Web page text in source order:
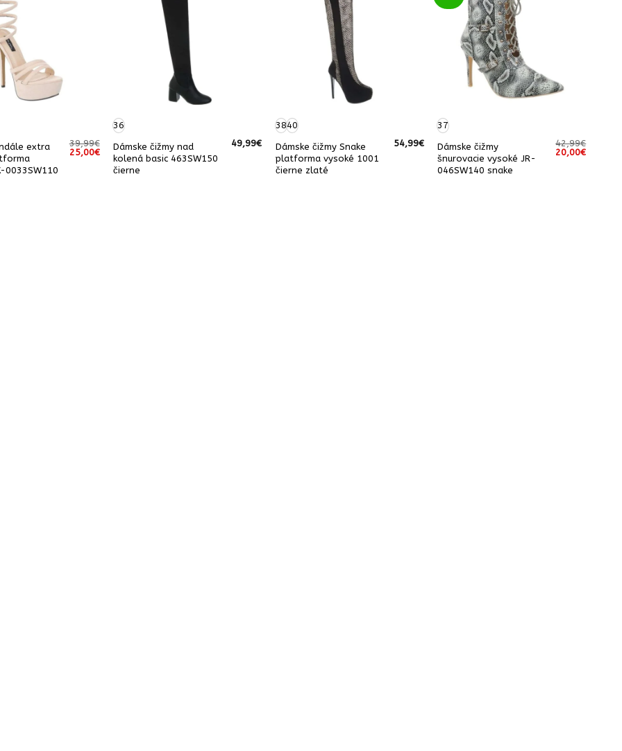
extra
0033SW110
39,99€
Pôvodná
25,00€Aktuálna
cena
36
Dámske čižmy nad
kolená basic 463SW150
čierne
49,99€
3840
Dámske čižmy Snake
platforma vysoké 1001
čierne zlaté
54,99€
37
Dámske čižmy
šnurovacie vysoké JR-
046SW140 snake
42,99€
Pôvodná
20,00€